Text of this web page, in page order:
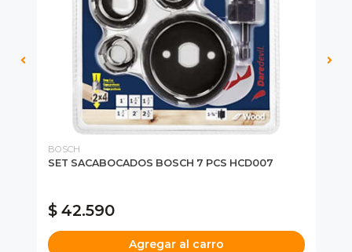
BOSCH
SET SACABOCADOS BOSCH 7 PCS HCD007
$ 42.590
Agregar al carro